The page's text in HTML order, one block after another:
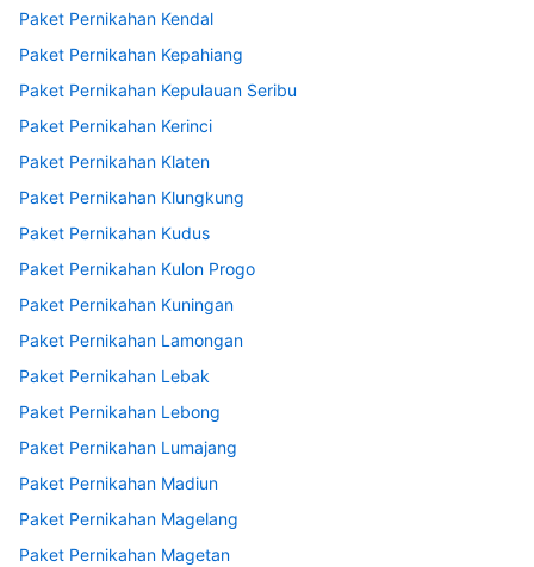
Paket Pernikahan Kendal
Paket Pernikahan Kepahiang
Paket Pernikahan Kepulauan Seribu
Paket Pernikahan Kerinci
Paket Pernikahan Klaten
Paket Pernikahan Klungkung
Paket Pernikahan Kudus
Paket Pernikahan Kulon Progo
Paket Pernikahan Kuningan
Paket Pernikahan Lamongan
Paket Pernikahan Lebak
Paket Pernikahan Lebong
Paket Pernikahan Lumajang
Paket Pernikahan Madiun
Paket Pernikahan Magelang
Paket Pernikahan Magetan